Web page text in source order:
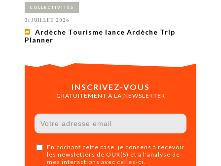
COLLECTIVITÉS
31 JUILLET 2026
Ardèche Tourisme lance Ardèche Trip
Planner
INSCRIVEZ-VOUS
GRATUITEMENT À LA NEWSLETTER
En cochant cette case, je consens à recevoir
les newsletters de OUR(S) et à l'analyse de
mes interactions avec celles-ci.